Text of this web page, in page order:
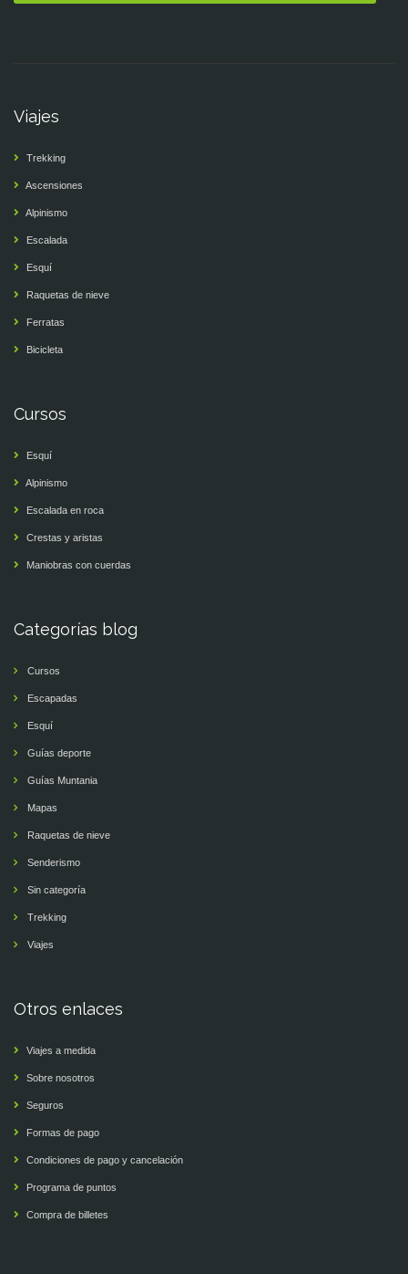
Viajes
Trekking
Ascensiones
Alpinismo
Escalada
Esquí
Raquetas de nieve
Ferratas
Bicicleta
Cursos
Esquí
Alpinismo
Escalada en roca
Crestas y aristas
Maniobras con cuerdas
Categorías blog
Cursos
Escapadas
Esquí
Guías deporte
Guías Muntania
Mapas
Raquetas de nieve
Senderismo
Sin categoría
Trekking
Viajes
Otros enlaces
Viajes a medida
Sobre nosotros
Seguros
Formas de pago
Condiciones de pago y cancelación
Programa de puntos
Compra de billetes